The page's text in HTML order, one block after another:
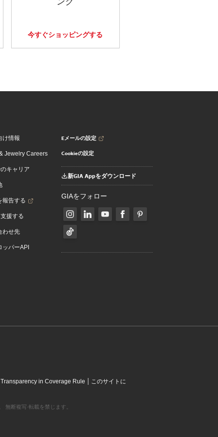
今すぐショッピングする
け情報
Jewelry Careers
キャリア
報告する
援する
わせ先
ッパーAPI
Eメールの設定
Cookieの設定
新GIA Appをダウンロード
GIAをフォロー
Transparency in Coverage Rule | このサイトに
断複写·転載を禁じます。